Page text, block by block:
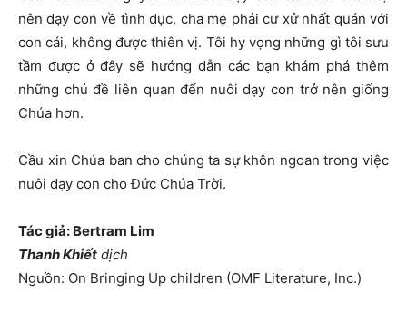
nên dạy con về tình dục, cha mẹ phải cư xử nhất quán với
con cái, không được thiên vị. Tôi hy vọng những gì tôi sưu
tầm được ở đây sẽ hướng dẫn các bạn khám phá thêm
những chủ đề liên quan đến nuôi dạy con trở nên giống
Chúa hơn.
Cầu xin Chúa ban cho chúng ta sự khôn ngoan trong việc
nuôi dạy con cho Đức Chúa Trời.
Tác giả: Bertram Lim
Thanh Khiết dịch
Nguồn: On Bringing Up children (OMF Literature, Inc.)